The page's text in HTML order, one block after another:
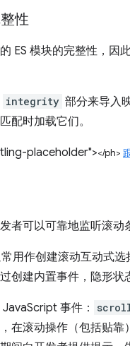
性
ES 模块的完整性，因
integrity 部分来导入
配时加载它们。
placeholder"></ph>
者可以可靠地监听滚动
用作创建滚动互动式
创建内置事件，隐形状
事件：
在滚动操作（包括贴靠